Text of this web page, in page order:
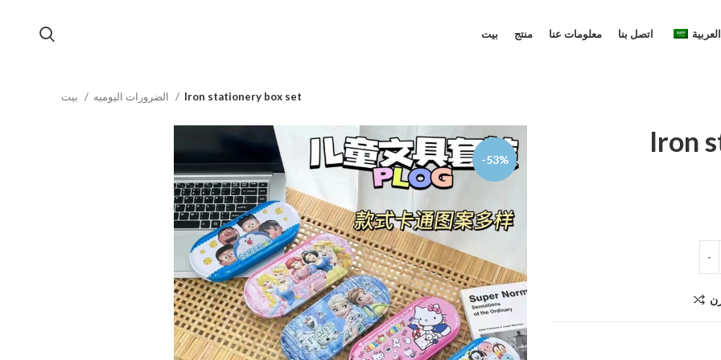
بيت منتج معلومات عنا اتصل بنا العربية
Iron stationery box set
-53%
Iron